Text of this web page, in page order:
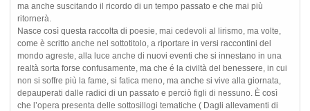
ma anche suscitando il ricordo di un tempo passato e che mai più
ritornerà.
Nasce così questa raccolta di poesie, mai cedevoli al lirismo, ma volte,
come è scritto anche nel sottotitolo, a riportare in versi raccontini del
mondo agreste, alla luce anche di nuovi eventi che si innestano in una
realtà sorta forse confusamente, ma che é la civiltà del benessere, in cui
non si soffre più la fame, si fatica meno, ma anche si vive alla giornata,
depauperati dalle radici di un passato e perciò figli di nessuno. È così
che l’opera presenta delle sottosillogi tematiche ( Dagli allevamenti di